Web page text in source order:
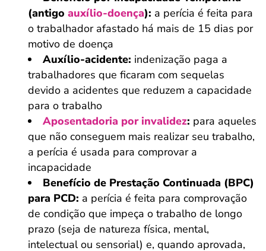
(antigo auxílio-doença): a perícia é feita para
o trabalhador afastado há mais de 15 dias por
motivo de doença
Auxílio-acidente: indenização paga a
trabalhadores que ficaram com sequelas
devido a acidentes que reduzem a capacidade
para o trabalho
Aposentadoria por invalidez: para aqueles
que não conseguem mais realizar seu trabalho,
a perícia é usada para comprovar a
incapacidade
Benefício de Prestação Continuada (BPC)
para PCD: a perícia é feita para comprovação
de condição que impeça o trabalho de longo
prazo (seja de natureza física, mental,
intelectual ou sensorial) e, quando aprovada,